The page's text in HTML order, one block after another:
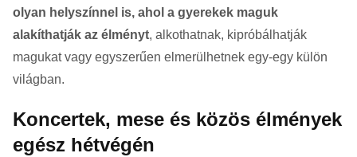
olyan helyszínnel is, ahol a gyerekek maguk
alakíthatják az élményt, alkothatnak, kipróbálhatják
magukat vagy egyszerűen elmerülhetnek egy-egy külön
világban.
Koncertek, mese és közös élmények
egész hétvégén